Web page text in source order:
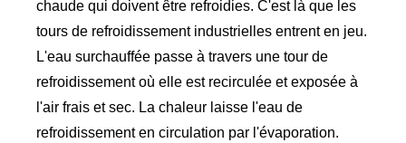
chaude qui doivent être refroidies. C'est là que les
tours de refroidissement industrielles entrent en jeu.
L'eau surchauffée passe à travers une tour de
refroidissement où elle est recirculée et exposée à
l'air frais et sec. La chaleur laisse l'eau de
refroidissement en circulation par l'évaporation.